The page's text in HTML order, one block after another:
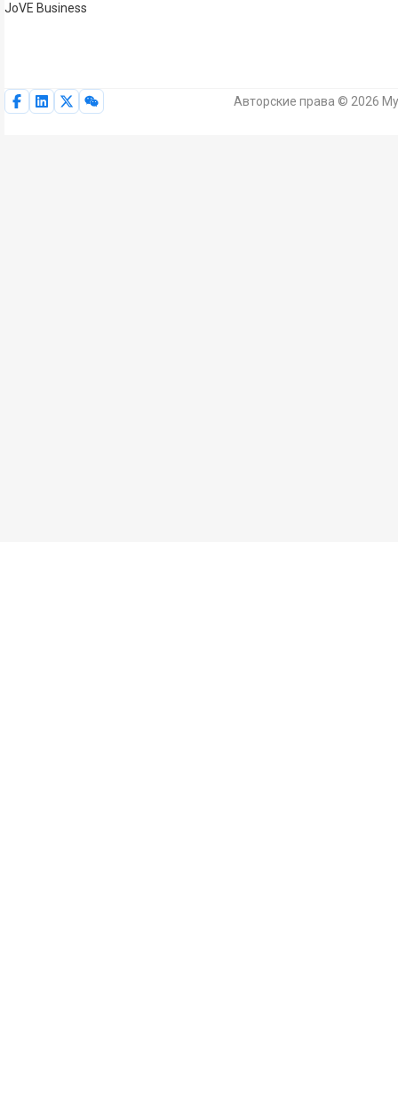
JoVE Business
Авторские права © 2026